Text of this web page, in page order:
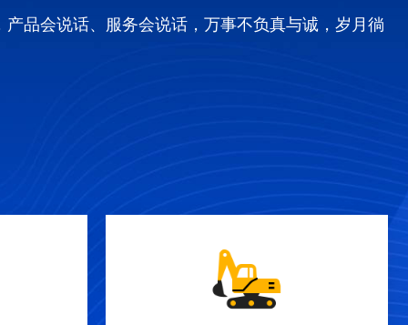
品会说话、服务会说话，万事不负真与诚，岁月徜